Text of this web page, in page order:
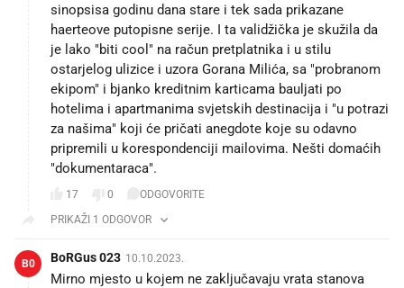
sinopsisa godinu dana stare i tek sada prikazane
haerteove putopisne serije. I ta validžička je skužila da
je lako "biti cool" na račun pretplatnika i u stilu
ostarjelog ulizice i uzora Gorana Milića, sa "probranom
ekipom" i bjanko kreditnim karticama bauljati po
hotelima i apartmanima svjetskih destinacija i "u potrazi
za našima" koji će pričati anegdote koje su odavno
pripremili u korespondenciji mailovima. Nešti domaćih
"dokumentaraca".
17 0
ODGOVORITE
PRIKAŽI 1 ODGOVOR
B0 BoRGus 023 10.10.2023.
Mirno mjesto u kojem ne zaključavaju vrata stanova